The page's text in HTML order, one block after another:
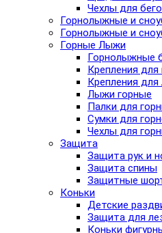
Чехлы для
Горнолыжные и
Горнолыжные и
Горные Лыжи
Горнолыжные
Крепления
Крепления
Лыжи горные
Палки для
Сумки для
Чехлы для
Защита
Защита рук и
Защита спины
Защитные
Коньки
Детские
Защита для
Коньки